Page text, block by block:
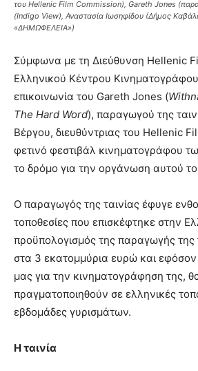
του Hellenic Film Commission), Gareth Jones
(Indigo View), Αναστασία Ιωσηφίδου (Δήμος
«ΔΗΜΩΦΕΛΕΙΑ»)
Σύμφωνα με τη Διεύθυνση Hellenic
Ελληνικού Κέντρου
επικοινωνία του Gareth Jones (
The Hard Word), παραγωγού της
Βέργου, διευθύντριας του Hellenic
φετινό φεστιβάλ κινηματογράφου
το δρόμο για την οργάνωση αυτού
Ο παραγωγός της ταινίας έφυγε
τοποθεσίες που επισκέφτηκε στην
προϋπολογισμός της παραγωγής της
στα 3 εκατομμύρια ευρώ και εφόσον
μας για την κινηματογράφηση της,
πραγματοποιηθούν σε ελληνικές
εβδομάδες γυρισμάτων.
Η ταινία